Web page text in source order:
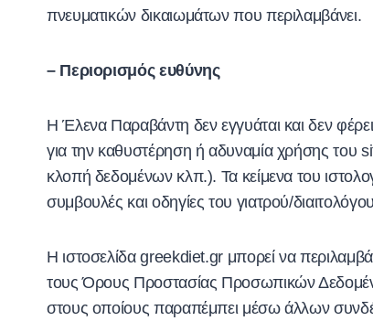
πνευματικών δικαιωμάτων που περιλαμβάνει.
– Περιορισμός ευθύνης
Η Έλενα Παραβάντη δεν εγγυάται και δεν
για την καθυστέρηση ή αδυναμία χρήσης
κλοπή δεδομένων κλπ.). Τα κείμενα του
συμβουλές και οδηγίες του γιατρού/
Η ιστοσελίδα greekdiet.gr μπορεί να
τους Όρους Προστασίας Προσωπικών
στους οποίους παραπέμπει μέσω άλλων